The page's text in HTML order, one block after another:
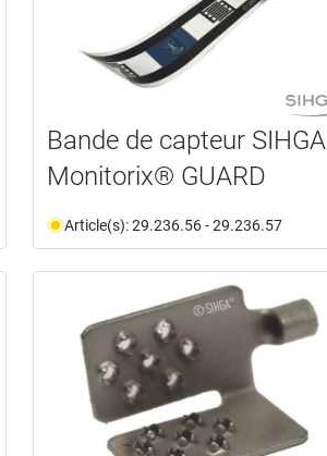
Bande de capteur SIHGA
Monitorix® GUARD
Article(s): 29.236.56 - 29.236.57